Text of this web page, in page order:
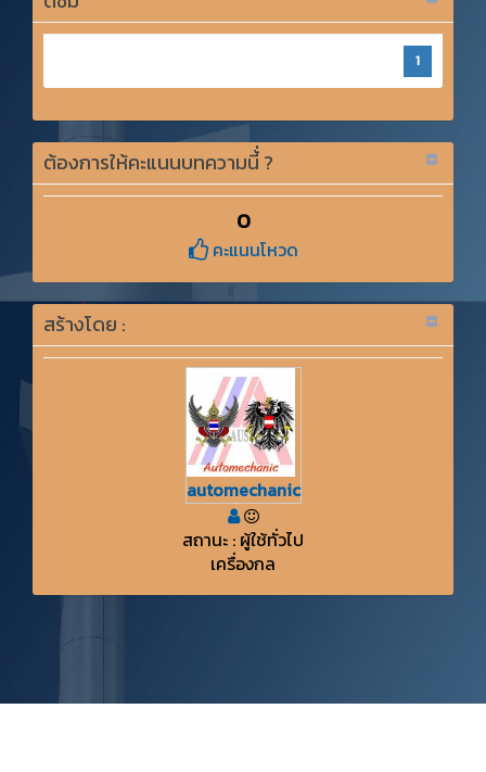
1
ต้องการให้คะแนนบทความนี้่ ?
0
คะแนนโหวด
สร้างโดย :
automechanic
สถานะ : ผู้ใช้ทั่วไป
เครื่องกล